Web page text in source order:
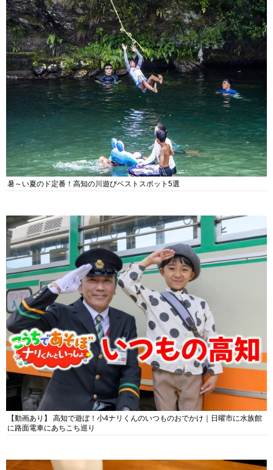
暑～い夏のド定番！高知の川遊びベストスポット5選
【動画あり】 高知で遊ぼ！小4ナリくんのいつものおでかけ｜日曜市に水族館
に路面電車にあちこち巡り